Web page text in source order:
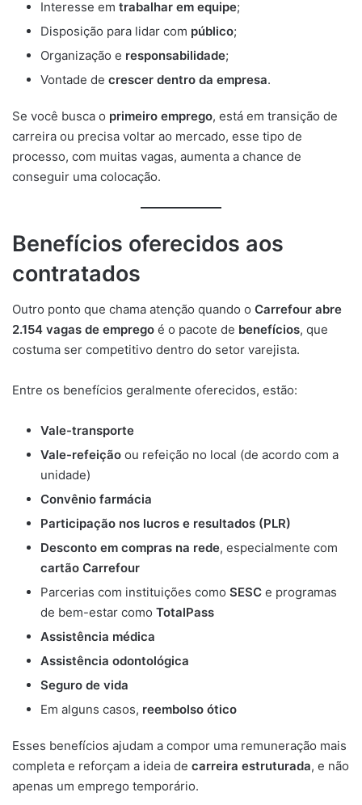
Interesse em trabalhar em equipe;
Disposição para lidar com público;
Organização e responsabilidade;
Vontade de crescer dentro da empresa.
Se você busca o primeiro emprego, está em transição de
carreira ou precisa voltar ao mercado, esse tipo de
processo, com muitas vagas, aumenta a chance de
conseguir uma colocação.
Benefícios oferecidos aos
contratados
Outro ponto que chama atenção quando o Carrefour abre
2.154 vagas de emprego é o pacote de benefícios, que
costuma ser competitivo dentro do setor varejista.
Entre os benefícios geralmente oferecidos, estão:
Vale-transporte
Vale-refeição ou refeição no local (de acordo com a
unidade)
Convênio farmácia
Participação nos lucros e resultados (PLR)
Desconto em compras na rede, especialmente com
cartão Carrefour
Parcerias com instituições como SESC e programas
de bem-estar como TotalPass
Assistência médica
Assistência odontológica
Seguro de vida
Em alguns casos, reembolso ótico
Esses benefícios ajudam a compor uma remuneração mais
completa e reforçam a ideia de carreira estruturada, e não
apenas um emprego temporário.